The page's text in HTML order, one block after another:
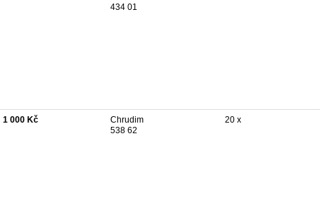
434 01
1 000 Kč
Chrudim
538 62
20 x